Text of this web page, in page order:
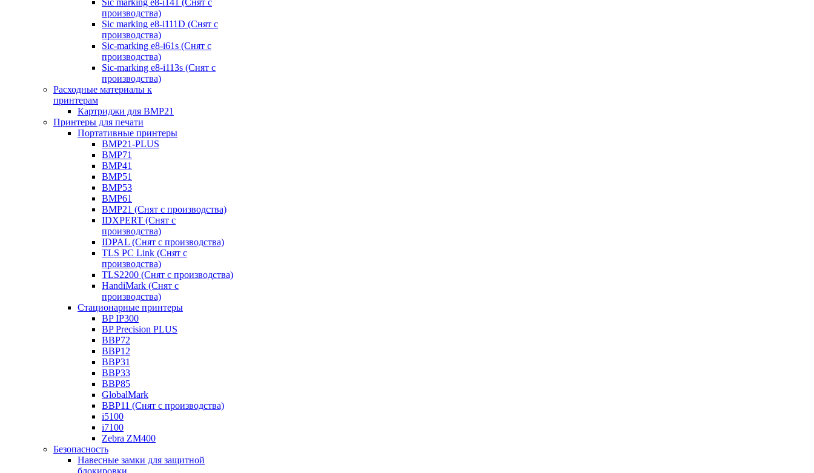
Sic marking e8-i141 (Снят с
производства)
Sic marking e8-i111D (Снят с
производства)
Sic-marking e8-i61s (Снят с
производства)
Sic-marking e8-i113s (Снят с
производства)
Расходные материалы к
принтерам
Картриджи для BMP21
Принтеры для печати
Портативные принтеры
BMP21-PLUS
BMP71
BMP41
BMP51
BMP53
BMP61
BMP21 (Снят с производства)
IDXPERT (Снят с
производства)
IDPAL (Снят с производства)
TLS PC Link (Снят с
производства)
TLS2200 (Снят с производства)
HandiMark (Снят с
производства)
Стационарные принтеры
BP IP300
BP Precision PLUS
BBP72
BBP12
BBP31
BBP33
BBP85
GlobalMark
BBP11 (Снят с производства)
i5100
i7100
Zebra ZM400
Безопасность
Навесные замки для защитной
блокировки